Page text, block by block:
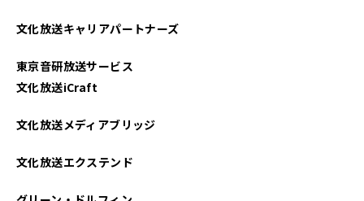
2021年10月
2021年09月
2021年07月
文化放送キャリアパートナーズ
東京音研放送サービス
文化放送iCraft
文化放送メディアブリッジ
文化放送エクステンド